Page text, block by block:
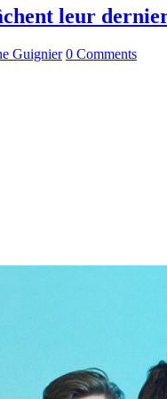
leur
Guignier 0 Comments